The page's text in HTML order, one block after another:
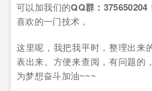
可以加我们的QQ群：375650204
喜欢的一门技术，
这里呢，我把我平时，整理出来
表出来。方便来查阅，有问题的
为梦想奋斗加油~~~